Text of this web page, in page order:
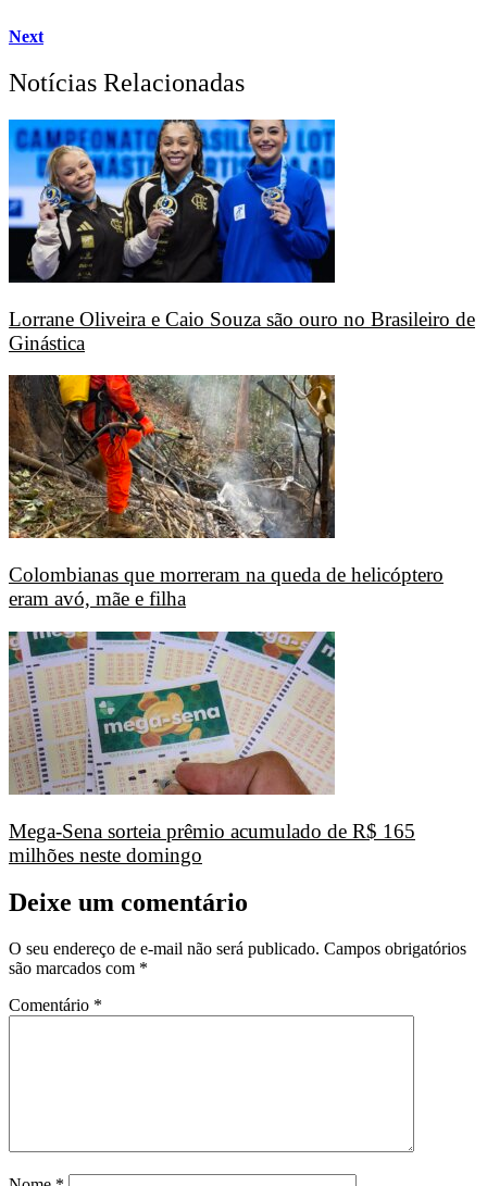
Next
Notícias Relacionadas
Lorrane Oliveira e Caio Souza são ouro no Brasileiro de
Ginástica
Colombianas que morreram na queda de helicóptero
eram avó, mãe e filha
Mega-Sena sorteia prêmio acumulado de R$ 165
milhões neste domingo
Deixe um comentário
O seu endereço de e-mail não será publicado. Campos obrigatórios
são marcados com *
Comentário *